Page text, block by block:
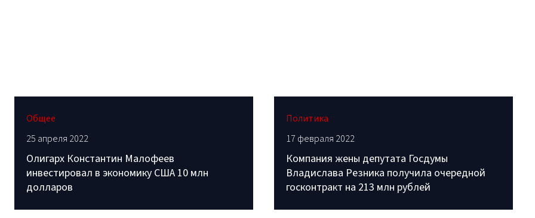
Общее
25 апреля 2022
Олигарх Константин Малофеев
инвестировал в экономику США 10 млн
долларов
Политика
17 февраля 2022
Компания жены депутата Госдумы
Владислава Резника получила очередной
госконтракт на 213 млн рублей